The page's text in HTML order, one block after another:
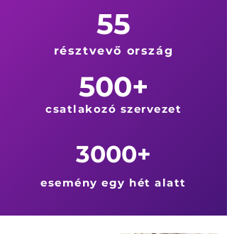
55
résztvevő ország
500+
csatlakozó szervezet
3000+
esemény egy hét alatt